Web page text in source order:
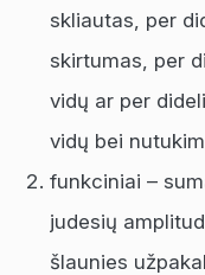
skliautas, per
skirtumas, per
vidų ar per
vidų bei
funkciniai –
judesių
šlaunies